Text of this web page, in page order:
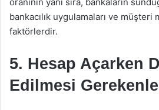
bankacılık uygulamaları ve
faktörlerdir.
5. Hesap Açarken
Edilmesi